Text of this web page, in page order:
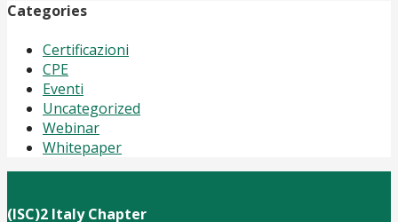
Categories
Certificazioni
CPE
Eventi
Uncategorized
Webinar
Whitepaper
(ISC)2 Italy Chapter